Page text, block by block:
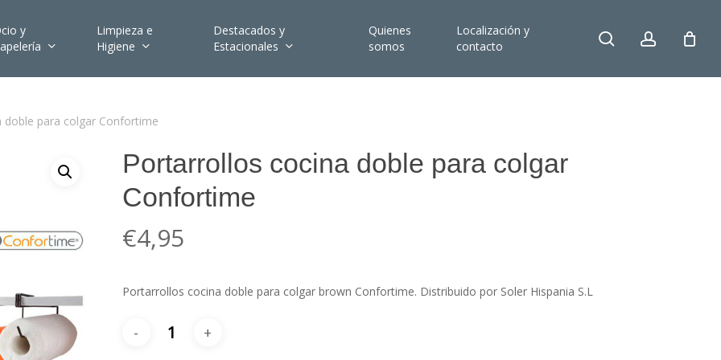
y
Limpieza e
Higiene
Destacados y
Estacionales
Quienes
somos
Localización y
contacto
search account
doble para colgar Confortime
Portarrollos cocina doble para colgar
Confortime
€4,95
Portarrollos cocina doble para colgar brown Confortime. Distribuido por Soler Hispania S.L